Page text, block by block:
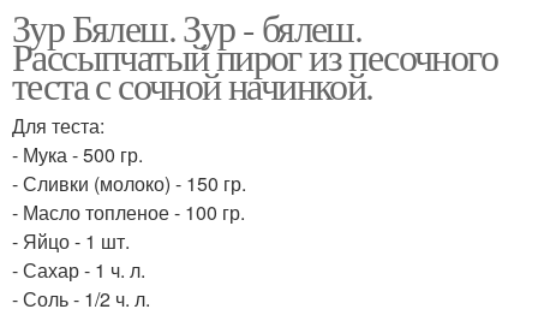
Зур Бялеш. Зур - бялеш.
Рассыпчатый пирог из песочного
теста с сочной начинкой.
Для теста:
- Мука - 500 гр.
- Сливки (молоко) - 150 гр.
- Масло топленое - 100 гр.
- Яйцо - 1 шт.
- Сахар - 1 ч. л.
- Соль - 1/2 ч. л.